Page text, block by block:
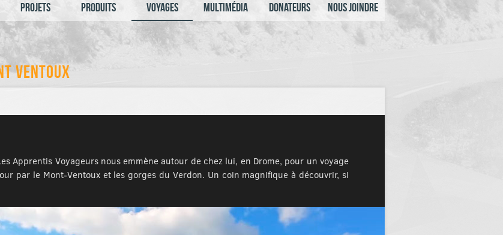
Projets Produits Voyages Multimédia Donateurs Nous joindre
Ventoux
Apprentis Voyageurs nous emmène autour de chez lui, en Drome, pour un voyage
par le Mont-Ventoux et les gorges du Verdon. Un coin magnifique à découvrir, si